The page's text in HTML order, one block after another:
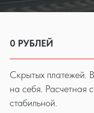
0 РУБЛЕЙ
Скрытых платежей.
на себя. Расчетная
стабильной.